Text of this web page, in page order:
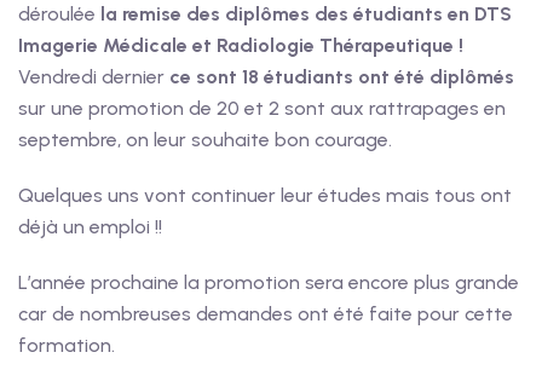
déroulée la remise des diplômes des étudiants en DTS
Imagerie Médicale et Radiologie Thérapeutique !
Vendredi dernier ce sont 18 étudiants ont été diplômés
sur une promotion de 20 et 2 sont aux rattrapages en
septembre, on leur souhaite bon courage.
Quelques uns vont continuer leur études mais tous ont
déjà un emploi !!
L’année prochaine la promotion sera encore plus grande
car de nombreuses demandes ont été faite pour cette
formation.